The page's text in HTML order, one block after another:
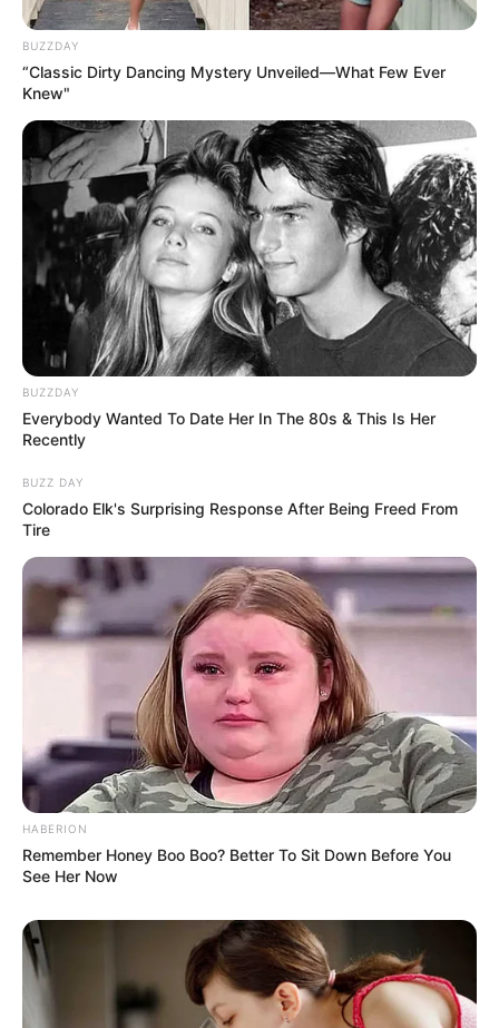
BUZZDAY
“Classic Dirty Dancing Mystery Unveiled—What Few Ever
Knew"
BUZZDAY
Everybody Wanted To Date Her In The 80s & This Is Her
Recently
BUZZ DAY
Colorado Elk's Surprising Response After Being Freed From
Tire
HABERION
Remember Honey Boo Boo? Better To Sit Down Before You
See Her Now